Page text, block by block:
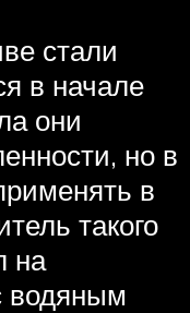
стали
в начале
они
но в
в
такого
на
водяным